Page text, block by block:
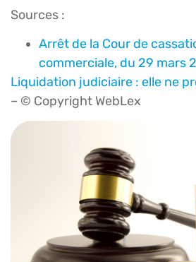
Sources :
Arrêt de la Cour de
commerciale, du 29 mars
Liquidation judiciaire : elle ne
– © Copyright WebLex